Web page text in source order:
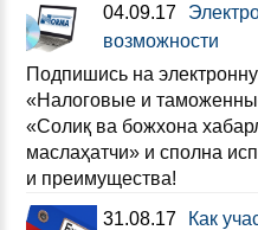
04.09.17
возможности
Подпишись на
«Налоговые и
«Солиқ ва божхона
маслаҳатчи» и сполна
и преимущества!
31.08.17
Как